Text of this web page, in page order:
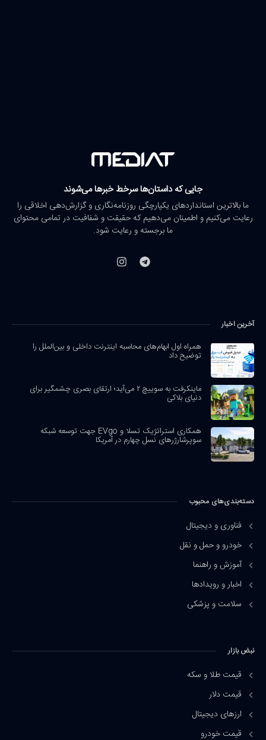
جایی که داستان‌ها سرخط خبرها می‌شوند
ما بالاترین استانداردهای یکپارچگی روزنامه‌نگاری و گزارش‌دهی اخلاقی را
رعایت می‌کنیم و اطمینان می‌دهیم که حقیقت و شفافیت در تمامی محتوای
ما برجسته و رعایت شود.
آخرین اخبار
همراه اول ابهام‌های محاسبه اینترنت داخلی و بین‌الملل را
توضیح داد
ماینکرفت به سوییچ ۲ می‌آید؛ ارتقای بصری چشمگیر برای
دنیای بلاکی
همکاری استراتژیک تسلا و EVgo جهت توسعه شبکه
سوپرشارژرهای نسل چهارم در آمریکا
دسته‌بندی‌های محبوب
فناوری و دیجیتال
خودرو و حمل و نقل
آموزش و راهنما
اخبار و رویدادها
سلامت و پزشکی
نبض بازار
قیمت طلا و سکه
قیمت دلار
ارزهای دیجیتال
قیمت خودرو